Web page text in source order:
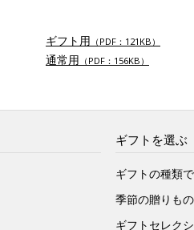
ギフト用 （PDF：121KB）
通常用 （PDF：156KB）
ギフトを選ぶ
ギフトの種類
季節の贈りもの
ギフトセレク